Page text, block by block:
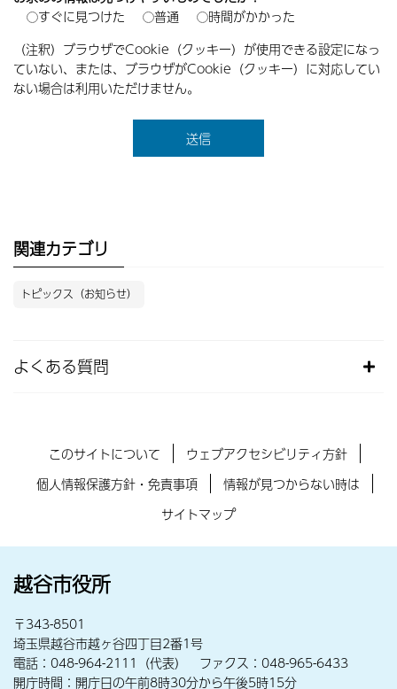
すぐに見つけた
普通
時間がかかった
（注釈）ブラウザでCookie（クッキー）が使用できる設定になっ
ていない、または、ブラウザがCookie（クッキー）に対応してい
ない場合は利用いただけません。
関連カテゴリ
トピックス（お知らせ）
よくある質問
このサイトについて
ウェブアクセシビリティ方針
個人情報保護方針・免責事項
情報が見つからない時は
サイトマップ
越谷市役所
〒343-8501
埼玉県越谷市越ヶ谷四丁目2番1号
電話：048-964-2111（代表） ファクス：048-965-6433
開庁時間：開庁日の午前8時30分から午後5時15分